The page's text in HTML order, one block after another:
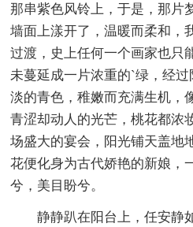
那串紫色风铃上，于是，那片
墙面上漾开了，温暖而柔和，
过渡，史上任何一个画家也只
未蔓延成一片浓重的`绿，经
淡的青色，稚嫩而充满生机，
青涩却动人的光芒，桃花都浓
场盛大的宴会，阳光铺天盖地
花便化身为古代娇艳的新娘，
兮，美目盼兮。
静静趴在阳台上，任安静